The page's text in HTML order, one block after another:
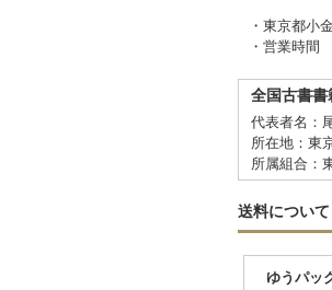
・東京都小
・営業時
全国古書書
代表者名：
所在地：東
所属組合：
送料について
ゆうパッ